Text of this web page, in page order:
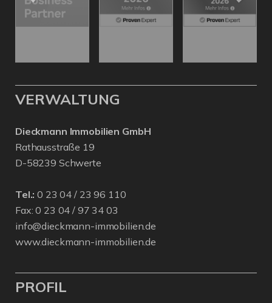
VERWALTUNG
Dieckmann Immobilien GmbH
Rathausstraße 19
D-58239 Schwerte
Tel.: 0 23 04 / 23 96 110
Fax: 0 23 04 / 97 34 03
info@dieckmann-immobilien.de
www.dieckmann-immobilien.de
PROFIL